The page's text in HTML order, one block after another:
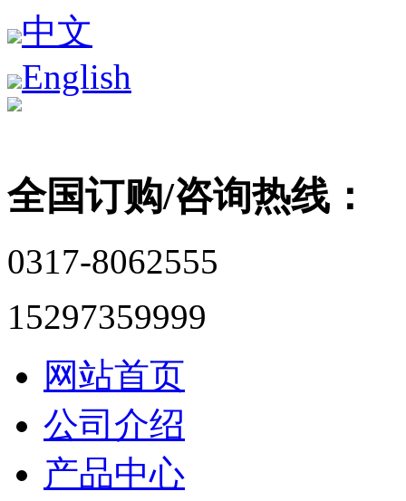
中文
English
全国订购/咨询热线：
0317-8062555
15297359999
网站首页
公司介绍
产品中心